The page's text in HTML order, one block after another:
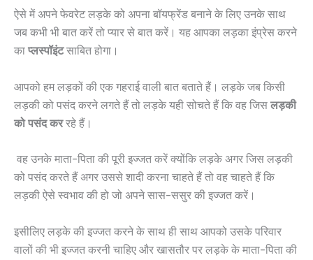
ऐसे में अपने फेवरेट लड़के को अपना बॉयफ्रेंड बनाने के लिए उनके साथ
जब कभी भी बात करें तो प्यार से बात करें। यह आपका लड़का इंप्रेस करने
का प्लस्पॉइंटसाबित होगा।
आपको हम लड़कों की एक गहराई वाली बात बताते हैं। लड़के जब किसी
लड़की को पसंद करने लगते हैं तो लड़के यही सोचते हैं कि वह जिस लड़की
को पसंद कररहे हैं।
वह उनके माता-पिता की पूरी इज्जत करें क्योंकि लड़के अगर जिस लड़की
को पसंद करते हैं अगर उससे शादी करना चाहते हैं तो वह चाहते हैं कि
लड़की ऐसे स्वभाव की हो जो अपने सास-ससुर की इज्जत करें।
इसीलिए लड़के की इज्जत करने के साथ ही साथ आपको उसके परिवार
वालों की भी इज्जत करनी चाहिए और खासतौर पर लड़के के माता-पिता की